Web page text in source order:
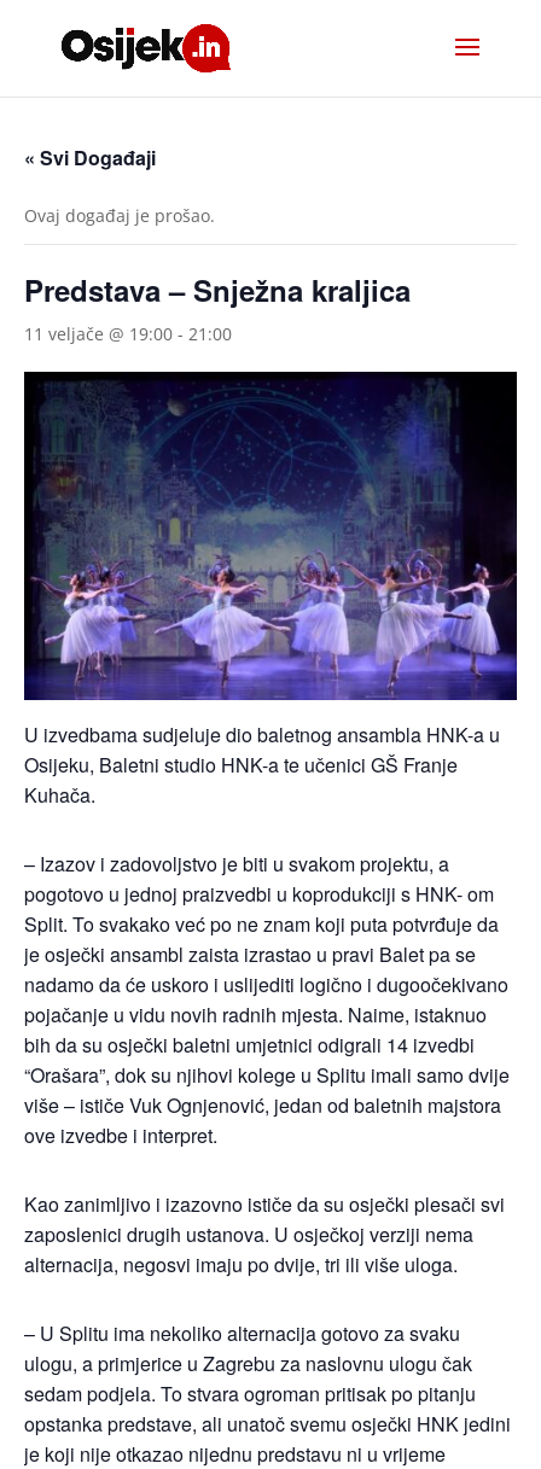
« Svi Događaji
Ovaj događaj je prošao.
Predstava – Snježna kraljica
11 veljače @ 19:00 - 21:00
U izvedbama sudjeluje dio baletnog ansambla HNK-a u
Osijeku, Baletni studio HNK-a te učenici GŠ Franje
Kuhača.
– Izazov i zadovoljstvo je biti u svakom projektu, a
pogotovo u jednoj praizvedbi u koprodukciji s HNK- om
Split. To svakako već po ne znam koji puta potvrđuje da
je osječki ansambl zaista izrastao u pravi Balet pa se
nadamo da će uskoro i uslijediti logično i dugoočekivano
pojačanje u vidu novih radnih mjesta. Naime, istaknuo
bih da su osječki baletni umjetnici odigrali 14 izvedbi
“Orašara”, dok su njihovi kolege u Splitu imali samo dvije
više – ističe Vuk Ognjenović, jedan od baletnih majstora
ove izvedbe i interpret.
Kao zanimljivo i izazovno ističe da su osječki plesači svi
zaposlenici drugih ustanova. U osječkoj verziji nema
alternacija, negosvi imaju po dvije, tri ili više uloga.
– U Splitu ima nekoliko alternacija gotovo za svaku
ulogu, a primjerice u Zagrebu za naslovnu ulogu čak
sedam podjela. To stvara ogroman pritisak po pitanju
opstanka predstave, ali unatoč svemu osječki HNK jedini
je koji nije otkazao nijednu predstavu ni u vrijeme